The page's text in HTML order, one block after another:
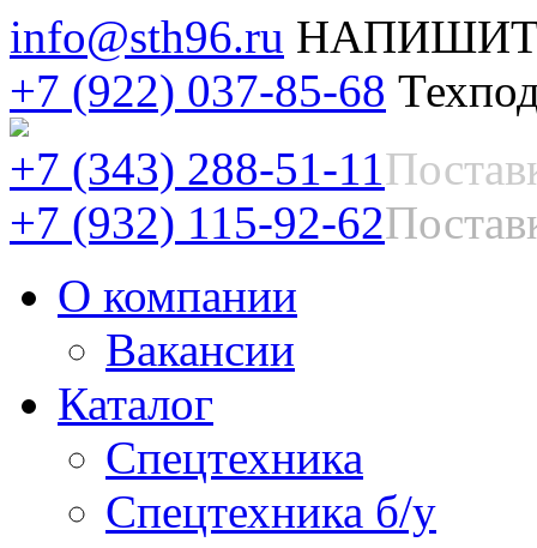
info@sth96.ru
+7 (922) 037-85-68
+7 (343) 288-51-11
+7 (932) 115-92-62
О компании
Вакансии
Каталог
Спецтехника
Спецтехника б/у